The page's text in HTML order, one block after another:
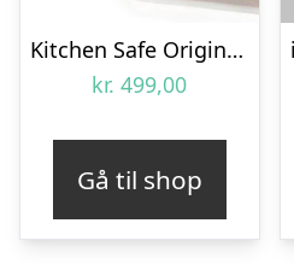
Kitchen Safe Original – Bøtte med timer-lås
kr. 499,00
Gå til shop